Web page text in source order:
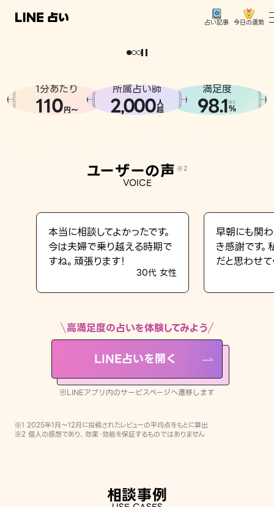
占い記事 今日の運勢
相談事例
LINE占いを開く
※LINEアプリ内のサービスページへ遷移します
どうせなら
。
1分あたり
110円〜
所属占い師
2,000人
超
満足度
98.1※1
%
ユーザーの声 ※2
VOICE
本当に相談してよかったです。
今は夫婦で乗り越える時期で
すね。頑張ります！
30代 女性
早朝にも関
き感謝です
だと思わせて
高満足度の占いを体験してみよう
LINE占いを開く
※LINEアプリ内のサービスページへ遷移します
※1 2025年1月〜12月に投稿されたレビューの平均点をもとに算出
※2 個人の感想であり、効果・効能を保証するものではありません
相談事例